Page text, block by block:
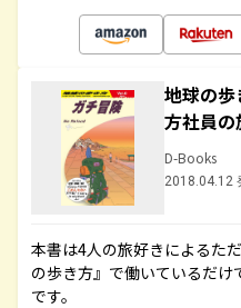
地球の歩
方社員
D-Books
2018.04.12
本書は4人の旅好きによるた
の歩き方』で働いているだ
です。